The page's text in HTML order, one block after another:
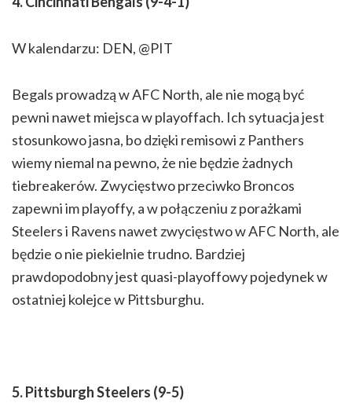
W kalendarzu: DEN, @PIT
Begals prowadzą w AFC North, ale nie mogą być
pewni nawet miejsca w playoffach. Ich sytuacja jest
stosunkowo jasna, bo dzięki remisowi z Panthers
wiemy niemal na pewno, że nie będzie żadnych
tiebreakerów. Zwycięstwo przeciwko Broncos
zapewni im playoffy, a w połączeniu z porażkami
Steelers i Ravens nawet zwycięstwo w AFC North, ale
będzie o nie piekielnie trudno. Bardziej
prawdopodobny jest quasi-playoffowy pojedynek w
ostatniej kolejce w Pittsburghu.
5. Pittsburgh Steelers (9-5)